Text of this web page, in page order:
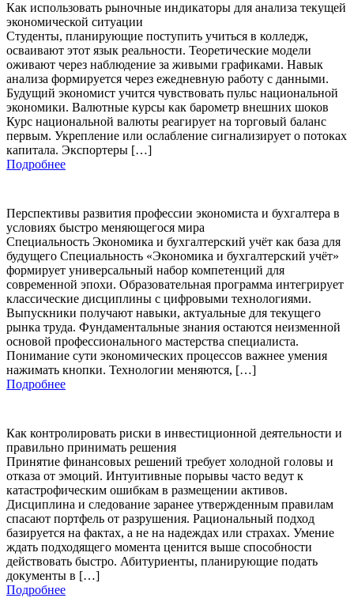
Как использовать рыночные индикаторы для анализа текущей
экономической ситуации
Студенты, планирующие поступить учиться в колледж,
осваивают этот язык реальности. Теоретические модели
оживают через наблюдение за живыми графиками. Навык
анализа формируется через ежедневную работу с данными.
Будущий экономист учится чувствовать пульс национальной
экономики. Валютные курсы как барометр внешних шоков
Курс национальной валюты реагирует на торговый баланс
первым. Укрепление или ослабление сигнализирует о потоках
капитала. Экспортеры […]
Подробнее
Перспективы развития профессии экономиста и бухгалтера в
условиях быстро меняющегося мира
Специальность Экономика и бухгалтерский учёт как база для
будущего Специальность «Экономика и бухгалтерский учёт»
формирует универсальный набор компетенций для
современной эпохи. Образовательная программа интегрирует
классические дисциплины с цифровыми технологиями.
Выпускники получают навыки, актуальные для текущего
рынка труда. Фундаментальные знания остаются неизменной
основой профессионального мастерства специалиста.
Понимание сути экономических процессов важнее умения
нажимать кнопки. Технологии меняются, […]
Подробнее
Как контролировать риски в инвестиционной деятельности и
правильно принимать решения
Принятие финансовых решений требует холодной головы и
отказа от эмоций. Интуитивные порывы часто ведут к
катастрофическим ошибкам в размещении активов.
Дисциплина и следование заранее утвержденным правилам
спасают портфель от разрушения. Рациональный подход
базируется на фактах, а не на надеждах или страхах. Умение
ждать подходящего момента ценится выше способности
действовать быстро. Абитуриенты, планирующие подать
документы в […]
Подробнее